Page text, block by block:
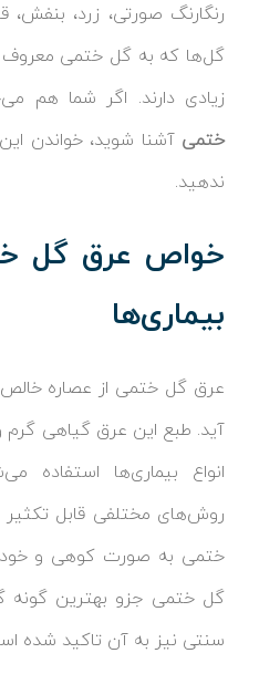
رنگارنگ صورتی، زرد، بنفش،
گل‌ها که به گل ختمی معروف
زیادی دارند. اگر شما هم
ختمیآشنا شوید، خواندن
ندهید.
خواص عرق گل
بیماری‌ها
عرق گل ختمی از عصاره
آید. طبع این عرق گیاهی گرم
انواع بیماری‌ها
روش‌های مختلفی قابل
ختمی به صورت کوهی و
گل ختمی جزو بهترین
سنتی نیز به آن تاکید شده